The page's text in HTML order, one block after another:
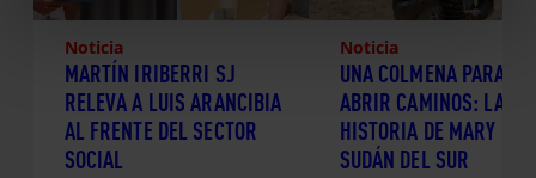
Noticia
MARTÍN IRIBERRI SJ
RELEVA A LUIS ARANCIBIA
AL FRENTE DEL SECTOR
SOCIAL
Noticia
UNA COLMENA PARA
ABRIR CAMINOS: LA
HISTORIA DE MARY EN
SUDÁN DEL SUR